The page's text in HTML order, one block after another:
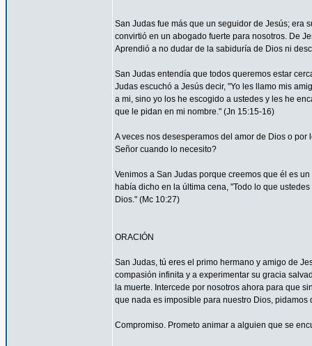
San Judas fue más que un seguidor de Jesús; era
convirtió en un abogado fuerte para nosotros. De
Aprendió a no dudar de la sabiduría de Dios ni
San Judas entendía que todos queremos estar
Judas escuchó a Jesús decir, "Yo les llamo mis
a mi, sino yo los he escogido a ustedes y les he
que le pidan en mi nombre." (Jn 15:15-16)
A veces nos desesperamos del amor de Dios o
Señor cuando lo necesito?
Venimos a San Judas porque creemos que él es
había dicho en la última cena, "Todo lo que
Dios." (Mc 10:27)
ORACIÓN
San Judas, tú eres el primo hermano y amigo de
compasión infinita y a experimentar su gracia
la muerte. Intercede por nosotros ahora para que
que nada es imposible para nuestro Dios,
Compromiso. Prometo animar a alguien que se